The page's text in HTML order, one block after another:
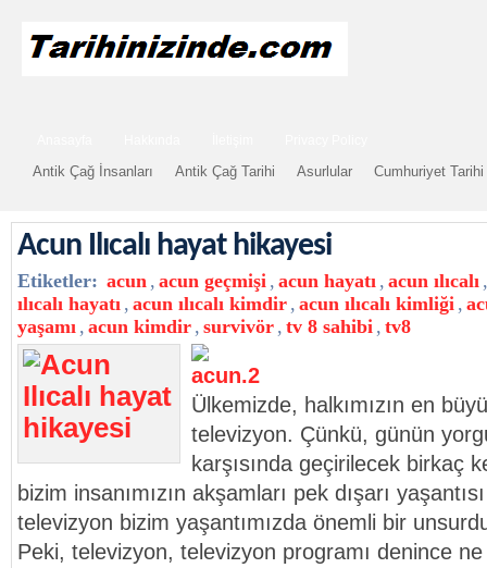
Antik Çağ İnsanları Antik Çağ Tarihi Asurlular Cumhuriyet Tarihi
Acun Ilıcalı hayat hikayesi
Etiketler: acun , acun geçmişi , acun hayatı , acun ılıcalı ,
ılıcalı hayatı , acun ılıcalı kimdir , acun ılıcalı kimliği ,
yaşamı , acun kimdir , survivör , tv 8 sahibi , tv8
Ülkemizde, halkımızın en
televizyon. Çünkü, günün
karşısında geçirilecek birkaç
bizim insanımızın akşamları pek dışarı
televizyon bizim yaşantımızda önemli bir
Peki, televizyon, televizyon programı denince